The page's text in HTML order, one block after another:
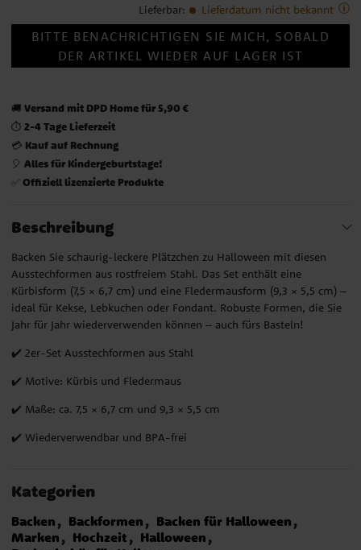
Lieferbar: Lieferdatum nicht bekannt
BITTE BENACHRICHTIGEN SIE MICH, SOBALD
DER ARTIKEL WIEDER AUF LAGER IST
🚚 Versand mit DPD Home für 5,90 €
⏱️ 2-4 Tage Lieferzeit
💳 Kauf auf Rechnung
🎈 Alles für Kindergeburtstage!
✅ Offiziell lizenzierte Produkte
Beschreibung
Backen Sie schaurig-leckere Plätzchen zu Halloween mit diesen
Ausstechformen aus rostfreiem Stahl. Das Set enthält eine
Kürbisform (7,5 × 6,7 cm) und eine Fledermausform (9,3 × 5,5 cm) –
ideal für Kekse, Lebkuchen oder Fondant. Robuste Formen, die Sie
Jahr für Jahr wiederverwenden können – auch fürs Basteln!
✔️ 2er-Set Ausstechformen aus Stahl
✔️ Motive: Kürbis und Fledermaus
✔️ Maße: ca. 7,5 × 6,7 cm und 9,3 × 5,5 cm
✔️ Wiederverwendbar und BPA-frei
Kategorien
Backen Backformen
Backen für Halloween
Marken
Hochzeit
Halloween